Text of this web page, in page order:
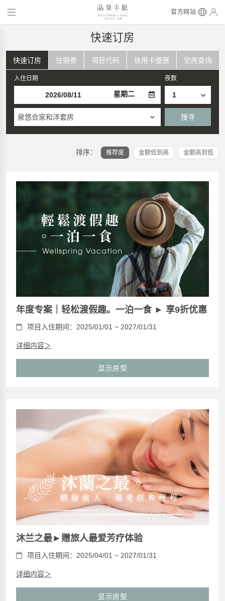
官方网站
快速订房
快速订房 住宿券 項目代码 信用卡優惠 空房查询
入住日期
星期二
夜数
泉悠合家和洋套房 搜寻
排序： 推荐度 金额低到高 金额高到低
年度专案｜轻松渡假趣。一泊一食 ► 享9折优惠
项目入住期间：2025/01/01 ~ 2027/01/31
详细内容＞
显示房型
沐兰之最►赠旅人最爱芳疗体验
项目入住期间：2025/04/01 ~ 2027/01/31
详细内容＞
显示房型